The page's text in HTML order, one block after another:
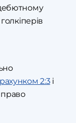
2:3і
право